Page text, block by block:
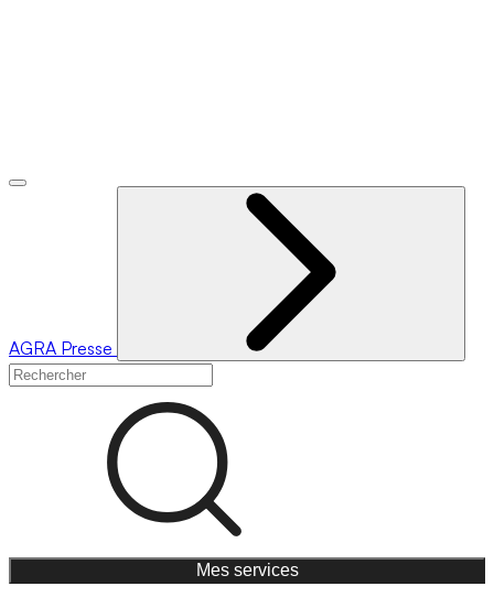
AGRA Presse
Mes services